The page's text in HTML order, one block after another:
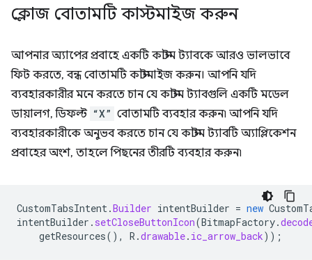
ক্লোজ বোতামটি কাস্টমাইজ করুন
আপনার অ্যাপের প্রবাহে একটি কাস্টম ট্যাবকে আরও ভালভাবে
ফিট করতে, বন্ধ বোতামটি কাস্টমাইজ করুন। আপনি যদি
ব্যবহারকারীর মনে করতে চান যে কাস্টম ট্যাবগুলি একটি মডেল
ডায়ালগ, ডিফল্ট “X” বোতামটি ব্যবহার করুন৷ আপনি যদি
ব্যবহারকারীকে অনুভব করতে চান যে কাস্টম ট্যাবটি অ্যাপ্লিকেশন
প্রবাহের অংশ, তাহলে পিছনের তীরটি ব্যবহার করুন৷
CustomTabsIntent.Builder intentBuilder = new
intentBuilder . setCloseButtonIcon(BitmapFactory.
getResources(), R .drawable. ic_arrow_back));